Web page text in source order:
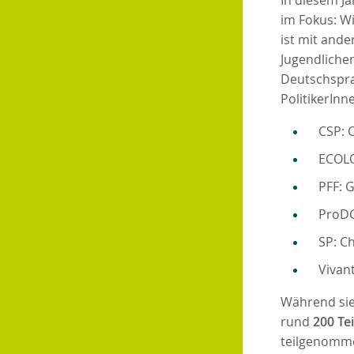
im Fokus:
ist mit
CSP:
PFF:
SP:
Während
rund 200